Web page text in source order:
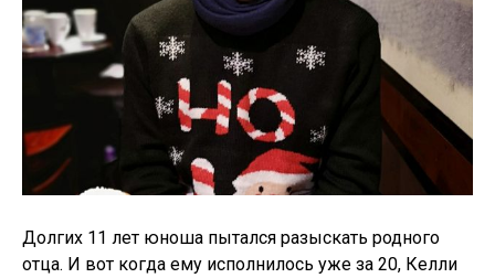
Долгих 11 лет юноша пытался разыскать родного
отца. И вот когда ему исполнилось уже за 20, Келли